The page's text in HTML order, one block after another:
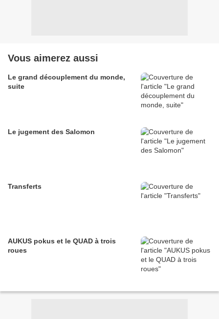
Vous aimerez aussi
Le grand découplement du monde,
suite
Le jugement des Salomon
Transferts
AUKUS pokus et le QUAD à trois
roues